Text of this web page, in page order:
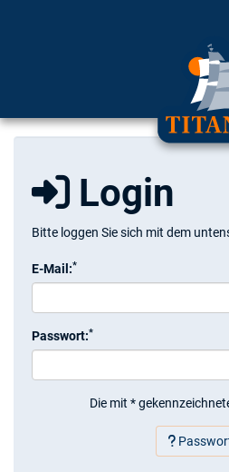
Login
Bitte loggen Sie sich mit dem
E-Mail:*
Passwort:*
Die mit *